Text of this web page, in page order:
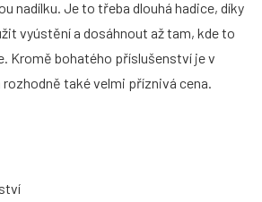
nadílku. Je to třeba dlouhá hadice, díky
vyústění a dosáhnout až tam, kde to
Kromě bohatého příslušenství je v
také velmi příznivá cena.